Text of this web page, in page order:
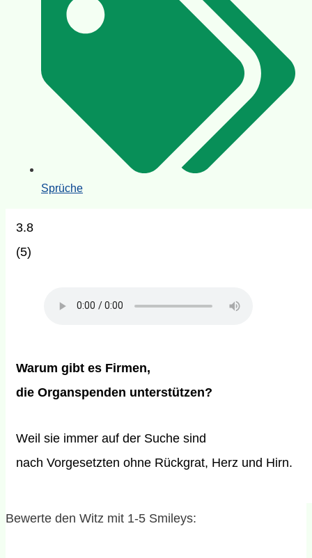
Sprüche
3.8
(5)
Warum gibt es Firmen,
die Organspenden unterstützen?
Weil sie immer auf der Suche sind
nach Vorgesetzten ohne Rückgrat, Herz und Hirn.
Bewerte den Witz mit 1-5 Smileys: